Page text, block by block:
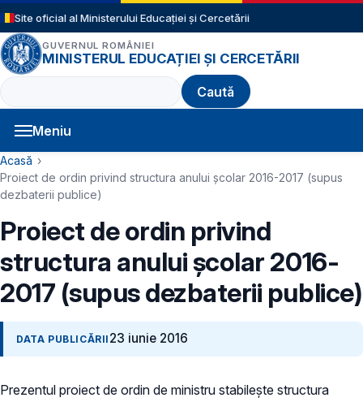
Sari la conținutul principal
Site oficial al Ministerului Educației și Cercetării
GUVERNUL ROMÂNIEI
MINISTERUL EDUCAȚIEI ȘI CERCETĂRII
Caută
Meniu
Navigație principală
Cale de navigare
Acasă
Proiect de ordin privind structura anului şcolar 2016-2017 (supus
dezbaterii publice)
Proiect de ordin privind
structura anului şcolar 2016-
2017 (supus dezbaterii publice)
DATA PUBLICĂRII 23 iunie 2016
Prezentul proiect de ordin de ministru stabileşte structura